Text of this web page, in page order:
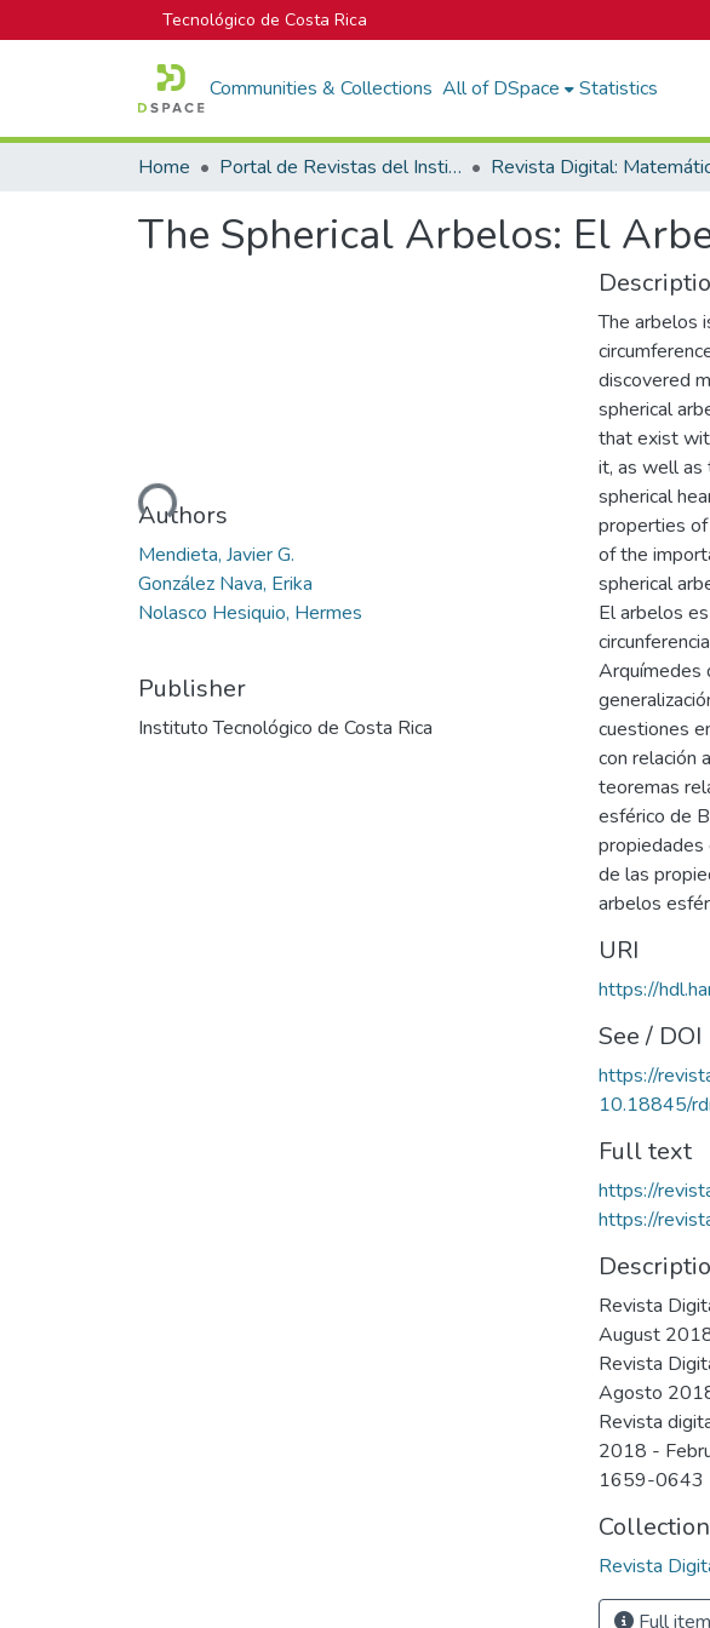
Tecnológico de Costa Rica
Communities & Collections All of DSpace Statistics
Home Portal de Revistas del Instituto Tecnológico de Costa Rica
The Spherical Arbelos: El
Loading...
Authors
Mendieta, Javier G.
González Nava, Erika
Nolasco Hesiquio, Hermes
Publisher
Instituto Tecnológico de Costa Rica
The arbelos
discovered
spherical
that exist
it, as well as
spherical
properties
of the
spherical
El arbelos
Arquímedes
cuestiones
con relación
teoremas
esférico de
propiedades
de las
arbelos
URI
https://
See / DOI
https://
10.18845/
Full text
https://
https://
Revista
August
Revista
Agosto
Revista
2018 -
1659-0643
Revista
Full